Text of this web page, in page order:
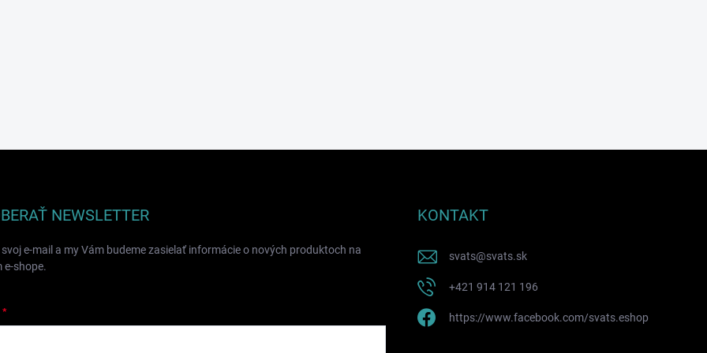
NEWSLETTER
e-mail a my Vám budeme zasielať informácie o nových produktoch na
e-shope.
KONTAKT
svats@svats.sk
+421 914 121 196
https://www.facebook.com/svats.eshop